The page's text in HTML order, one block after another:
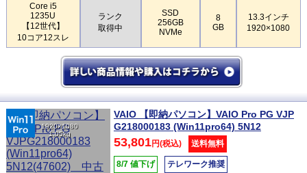
Core i5
1235U
【12世代】
10コア12スレ
ランク
取得中
SSD
256GB
NVMe
8
GB
13.3インチ
1920×1080
1920×1080
1.05kg
VAIO 【即納パソコン】VAIO Pro PG VJP
G218000183 (Win11pro64) 5N12
53,801円(税込) 送料無料
8/7 値下げ テレワーク推奨